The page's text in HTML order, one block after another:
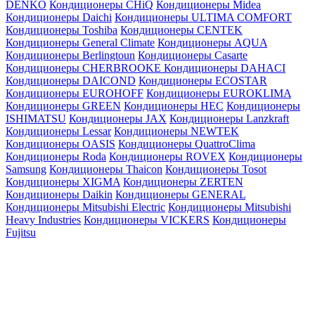
DENKO Кондиционеры CHiQ Кондиционеры Midea
Кондиционеры Daichi Кондиционеры ULTIMA COMFORT
Кондиционеры Toshiba Кондиционеры CENTEK
Кондиционеры General Climate Кондиционеры AQUA
Кондиционеры Berlingtoun Кондиционеры Casarte
Кондиционеры CHERBROOKE Кондиционеры DAHACI
Кондиционеры DAICOND Кондиционеры ECOSTAR
Кондиционеры EUROHOFF Кондиционеры EUROKLIMA
Кондиционеры GREEN Кондиционеры HEC Кондиционеры
ISHIMATSU Кондиционеры JAX Кондиционеры Lanzkraft
Кондиционеры Lessar Кондиционеры NEWTEK
Кондиционеры OASIS Кондиционеры QuattroClima
Кондиционеры Roda Кондиционеры ROVEX Кондиционеры
Samsung Кондиционеры Thaicon Кондиционеры Tosot
Кондиционеры XIGMA Кондиционеры ZERTEN
Кондиционеры Daikin Кондиционеры GENERAL
Кондиционеры Mitsubishi Electric Кондиционеры Mitsubishi
Heavy Industries Кондиционеры VICKERS Кондиционеры
Fujitsu